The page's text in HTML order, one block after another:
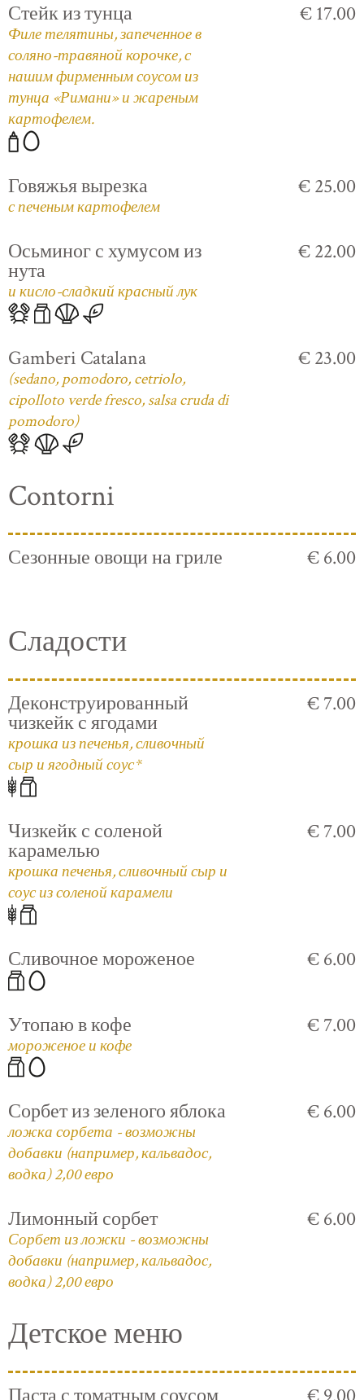
Стейк из тунца
Филе телятины, запеченное в
соляно-травяной корочке, с
нашим фирменным соусом из
тунца «Римани» и жареным
картофелем.
€ 17.00
Говяжья вырезка
с печеным картофелем
€ 25.00
Осьминог с хумусом из
нута
и кисло-сладкий красный лук
€ 22.00
Gamberi Catalana
(sedano, pomodoro, cetriolo,
cipolloto verde fresco, salsa cruda di
pomodoro)
€ 23.00
Contorni
Сезонные овощи на гриле € 6.00
Сладости
Деконструированный
чизкейк с ягодами
крошка из печенья, сливочный
сыр и ягодный соус*
€ 7.00
Чизкейк с соленой
карамелью
крошка печенья, сливочный сыр и
соус из соленой карамели
€ 7.00
Сливочное мороженое € 6.00
Утопаю в кофе
мороженое и кофе
€ 7.00
Сорбет из зеленого яблока
ложка сорбета - возможны
добавки (например, кальвадос,
водка) 2,00 евро
€ 6.00
Лимонный сорбет
Сорбет из ложки - возможны
добавки (например, кальвадос,
водка) 2,00 евро
€ 6.00
Детское меню